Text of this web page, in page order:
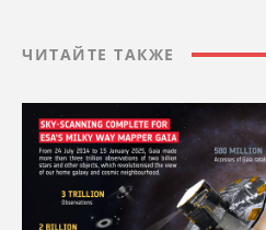
ЧИТАЙТЕ ТАКЖЕ